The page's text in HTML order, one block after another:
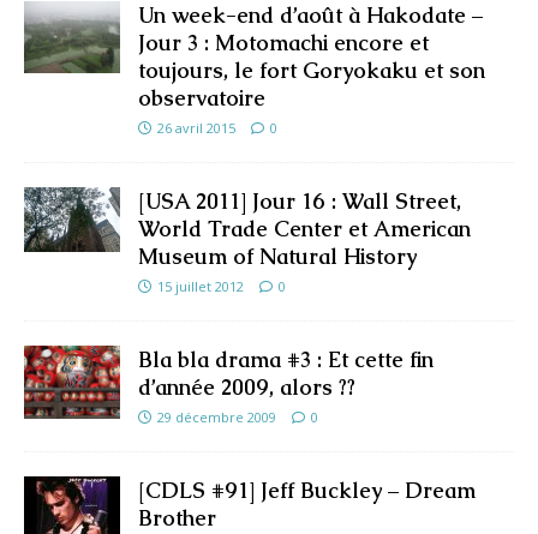
Un week-end d’août à Hakodate –
Jour 3 : Motomachi encore et
toujours, le fort Goryokaku et son
observatoire
26 avril 2015 0
[USA 2011] Jour 16 : Wall Street,
World Trade Center et American
Museum of Natural History
15 juillet 2012 0
Bla bla drama #3 : Et cette fin
d’année 2009, alors ??
29 décembre 2009 0
[CDLS #91] Jeff Buckley – Dream
Brother